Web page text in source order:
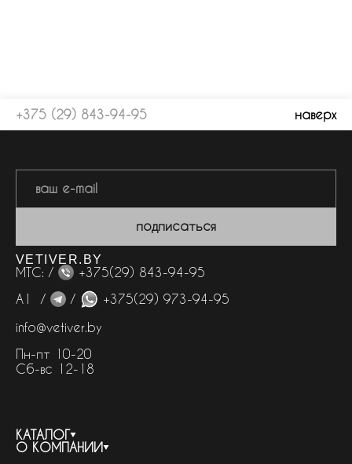
+375 (29) 843-94-95 наверх
подписаться
VETIVER.BY
МТС: /
+375(29) 843-94-95
А1 /
/
+375(29) 973-94-95
info@vetiver.by
Пн-пт 10-20
Сб-вс 12-18
КАТАЛОГ
О КОМПАНИИ